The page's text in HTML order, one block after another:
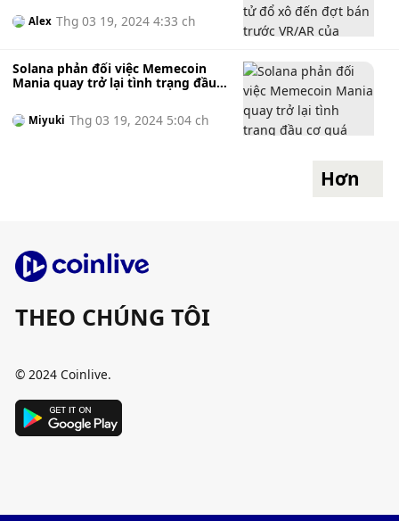
Alex Thg 03 19, 2024 4:33 ch
Solana phản đối việc Memecoin
Mania quay trở lại tình trạng đầu
Miyuki Thg 03 19, 2024 5:04 ch
Hơn
THEO CHÚNG TÔI
© 2024 Coinlive.